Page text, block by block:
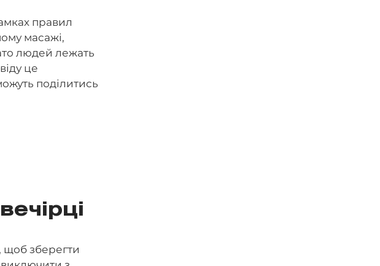
правил
масажі,
людей лежать
це
поділитись
щоб зберегти